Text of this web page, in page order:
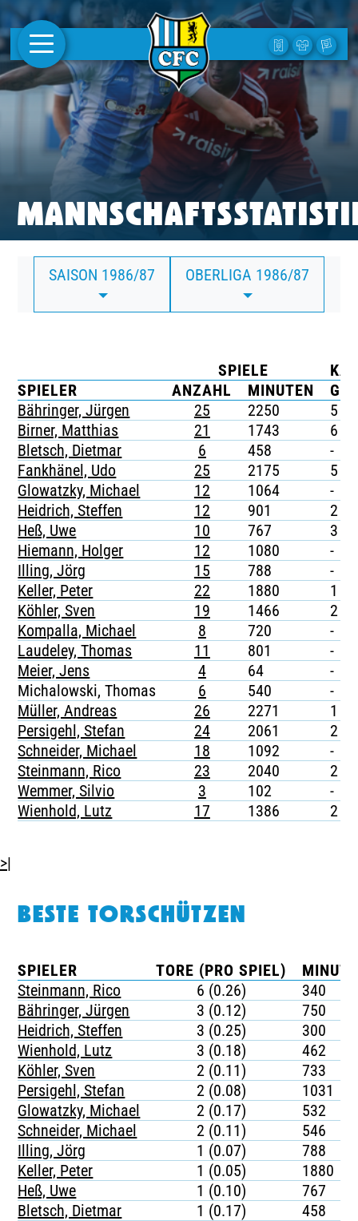
AKTUELLES
1. MANNSCHAFT
FRAUEN
CAMPUS
CLUB
CLUBMITGLIEDSCHAFT
BUSINESS
TICKETING
SAISON 1986/87 OBERLIGA 1986/87
SPIELE
SPIELER
ANZAHL MINUTEN G
Bähringer, Jürgen
25 2250 5
Birner, Matthias
21 1743 6
Bletsch, Dietmar
6 458 -
Fankhänel, Udo
25 2175 5
Glowatzky, Michael
12 1064 -
Heidrich, Steffen
12 901 2
Heß, Uwe
10 767 3
Hiemann, Holger
12 1080 -
Illing, Jörg
15 788 -
Keller, Peter
22 1880 1
Köhler, Sven
19 1466 2
Kompalla, Michael
8 720 -
Laudeley, Thomas
11 801 -
Meier, Jens
4 64 -
Michalowski, Thomas
6 540 -
Müller, Andreas
26 2271 1
Persigehl, Stefan
24 2061 2
Schneider, Michael
18 1092 -
Steinmann, Rico
23 2040 2
Wemmer, Silvio
3 102 -
Wienhold, Lutz
17 1386 2
>|
BESTE TORSCHÜTZEN
SPIELER TORE (PRO SPIEL)
Steinmann, Rico
6 (0.26)
340
Bähringer, Jürgen
3 (0.12)
750
Heidrich, Steffen
3 (0.25)
300
Wienhold, Lutz
3 (0.18)
462
Köhler, Sven
2 (0.11)
733
Persigehl, Stefan
2 (0.08)
1031
Glowatzky, Michael
2 (0.17)
532
Schneider, Michael
2 (0.11)
546
Illing, Jörg
1 (0.07)
788
Keller, Peter
1 (0.05)
1880
Heß, Uwe
1 (0.10)
767
Bletsch, Dietmar
1 (0.17) 458